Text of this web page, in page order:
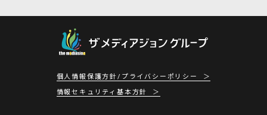
個人情報保護方針/プライバシーポリシー
情報セキュリティ基本方針